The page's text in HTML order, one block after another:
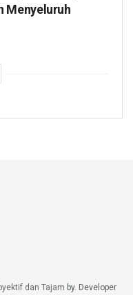
Menyeluruh
dan Tajam by. Developer